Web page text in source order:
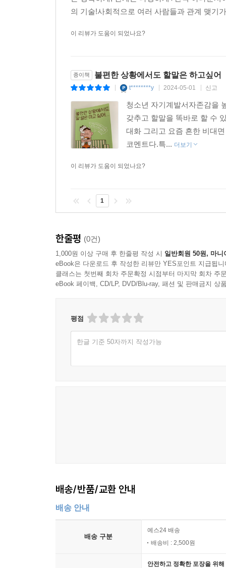
의 기술!사회적으로 여러 사람들과 관계 맺기
이 리뷰가 도움이 되었나요?
종이책 불편한 상황에서도 할말은 하고싶어
t********y 2024-05-01 신고
청소년 자기계발서자존감을
갖추고 할말을 똑바로 할 수
대화 그리고 요즘 흔한 비대
코멘트다.특... 더보기
이 리뷰가 도움이 되었나요?
1
한줄평 (0건)
1,000원 이상 구매 후 한줄평 작성 시 일반회원 50원, 마니
eBook은 다운로드 후 작성한 리뷰만 YES포인트 지급됩니
클래스는 첫번째 회차 주문확정 시점부터 마지막 회차 주
eBook 페이백, CD/LP, DVD/Blu-ray, 패션 및 판매금지 상
평점
한글 기준 50자까지 작성가능
배송/반품/교환 안내
배송 안내
배송 구분
예스24 배송
배송비 : 2,500원
안전하고 정확한 포장을 위